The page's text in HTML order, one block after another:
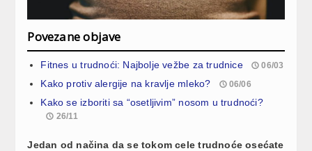
Povezane objave
Fitnes u trudnoći: Najbolje vežbe za trudnice 06/03
Kako protiv alergije na kravlje mleko? 06/06
Kako se izboriti sa “osetljivim” nosom u trudnoći?
26/11
Jedan od načina da se tokom cele trudnoće osećate